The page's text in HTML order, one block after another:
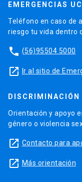
EMERGENCIAS UC
Teléfono en caso de
riesgo tu vida dentro
phone (56)95504 5000
launch Ir al sitio de
Orientación y apoyo
género o violencia
launch Contacto para
launch Más orientación